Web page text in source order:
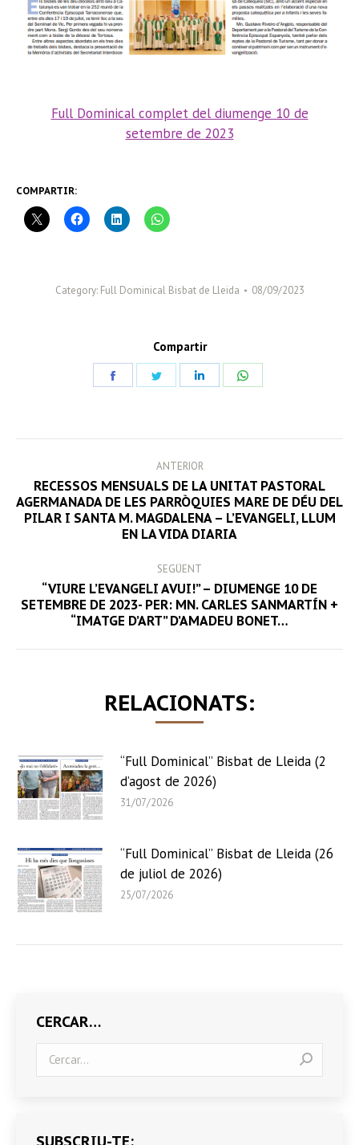
Full Dominical complet del diumenge 10 de
setembre de 2023
COMPARTIR:
Category: Full Dominical Bisbat de Lleida 08/09/2023
Compartir
NAVIGATION
ANTERIOR
Previous
post:
RECESSOS MENSUALS DE LA UNITAT PASTORAL
AGERMANADA DE LES PARRÒQUIES MARE DE DÉU DEL
PILAR I SANTA M. MAGDALENA – L’EVANGELI, LLUM
EN LA VIDA DIARIA
SEGÜENT
Next
post:
“VIURE L’EVANGELI AVUI!” – DIUMENGE 10 DE
SETEMBRE DE 2023- PER: MN. CARLES SANMARTÍN +
“IMATGE D’ART” D’AMADEU BONET…
RELACIONATS:
“Full Dominical” Bisbat de Lleida (2
d’agost de 2026)
31/07/2026
“Full Dominical” Bisbat de Lleida (26
de juliol de 2026)
25/07/2026
CERCAR…
SUBSCRIU-TE: